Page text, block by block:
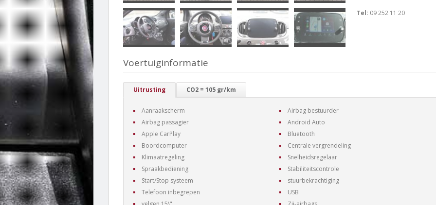
Tel: 09 252 11 20
Voertuiginformatie
Uitrusting CO2 = 105 gr/km
Aanraakscherm
Airbag passagier
Apple CarPlay
Boordcomputer
Klimaatregeling
Spraakbediening
Start/Stop systeem
Telefoon inbegrepen
Airbag bestuurder
Android Auto
Bluetooth
Centrale vergrendeling
Snelheidsregelaar
Stabiliteitscontrole
stuurbekrachtiging
USB